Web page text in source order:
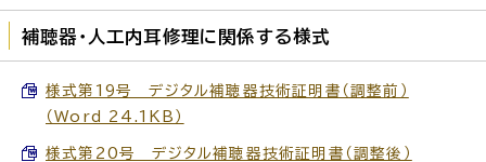
補聴器・人工内耳修理に関係する様式
様式第19号 デジタル補聴器技術証明書（調整前）
（Word 24.1KB）
様式第20号 デジタル補聴器技術証明書（調整後）